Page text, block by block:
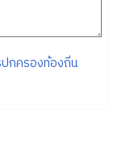
ปกครองท้องถิ่น